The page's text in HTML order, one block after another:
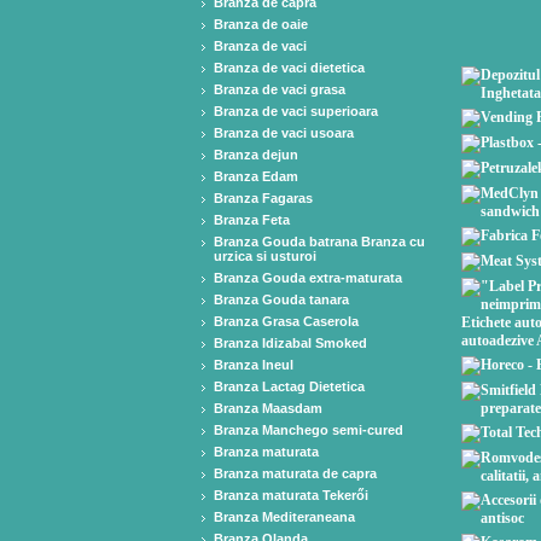
Branza de oaie
Branza de vaci
Branza de vaci dietetica
Branza de vaci grasa
Branza de vaci superioara
Branza de vaci usoara
Branza dejun
Branza Edam
Branza Fagaras
Branza Feta
Branza Gouda batrana Branza cu
urzica si usturoi
Branza Gouda extra-maturata
Branza Gouda tanara
Branza Grasa Caserola
Branza Idizabal Smoked
Branza Ineul
Branza Lactag Dietetica
Branza Maasdam
Branza Manchego semi-cured
Branza maturata
Branza maturata de capra
Branza maturata Tekerői
Branza Mediteraneana